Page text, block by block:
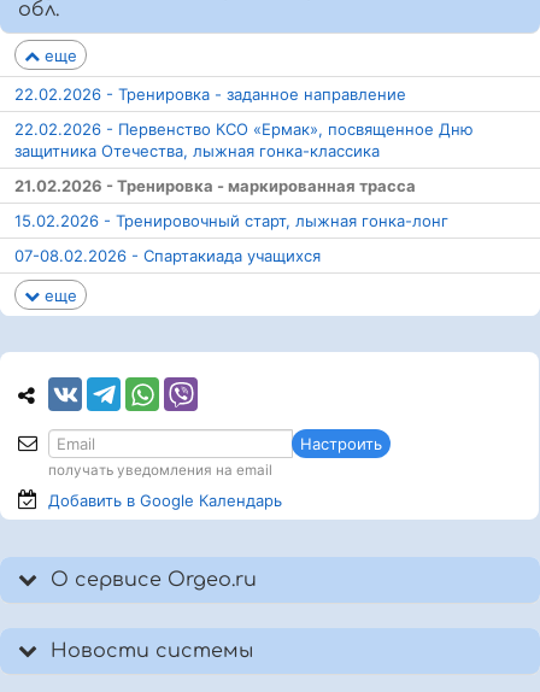
обл.
еще
22.02.2026 - Тренировка - заданное направление
22.02.2026 - Первенство КСО «Ермак», посвященное Дню
защитника Отечества, лыжная гонка-классика
21.02.2026 - Тренировка - маркированная трасса
15.02.2026 - Тренировочный старт, лыжная гонка-лонг
07-08.02.2026 - Спартакиада учащихся
еще
Настроить
получать уведомления на email
Добавить в Google Календарь
О сервисе Orgeo.ru
Новости системы